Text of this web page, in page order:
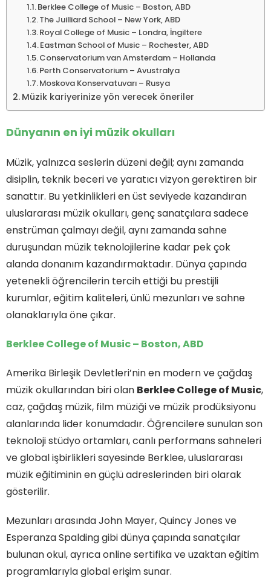
Berklee College of Music – Boston, ABD
The Juilliard School – New York, ABD
Royal College of Music – Londra, İngiltere
Eastman School of Music – Rochester, ABD
Conservatorium van Amsterdam – Hollanda
Perth Conservatorium – Avustralya
Moskova Konservatuvarı – Rusya
Müzik kariyerinize yön verecek öneriler
Dünyanın en iyi müzik okulları
Müzik, yalnızca seslerin düzeni değil; aynı zamanda
disiplin, teknik beceri ve yaratıcı vizyon gerektiren bir
sanattır. Bu yetkinlikleri en üst seviyede kazandıran
uluslararası müzik okulları, genç sanatçılara sadece
enstrüman çalmayı değil, aynı zamanda sahne
duruşundan müzik teknolojilerine kadar pek çok
alanda donanım kazandırmaktadır. Dünya çapında
yetenekli öğrencilerin tercih ettiği bu prestijli
kurumlar, eğitim kaliteleri, ünlü mezunları ve sahne
olanaklarıyla öne çıkar.
Berklee College of Music – Boston, ABD
Amerika Birleşik Devletleri’nin en modern ve çağdaş
müzik okullarından biri olan Berklee College of Music,
caz, çağdaş müzik, film müziği ve müzik prodüksiyonu
alanlarında lider konumdadır. Öğrencilere sunulan son
teknoloji stüdyo ortamları, canlı performans sahneleri
ve global işbirlikleri sayesinde Berklee, uluslararası
müzik eğitiminin en güçlü adreslerinden biri olarak
gösterilir.
Mezunları arasında John Mayer, Quincy Jones ve
Esperanza Spalding gibi dünya çapında sanatçılar
bulunan okul, ayrıca online sertifika ve uzaktan eğitim
programlarıyla global erişim sunar.